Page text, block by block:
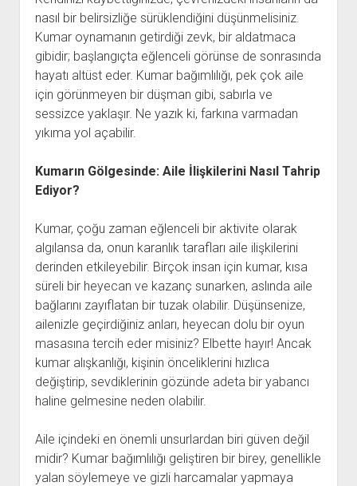
nasıl bir belirsizliğe sürüklendiğini düşünmelisiniz.
Kumar oynamanın getirdiği zevk, bir aldatmaca
gibidir; başlangıçta eğlenceli görünse de sonrasında
hayatı altüst eder. Kumar bağımlılığı, pek çok aile
için görünmeyen bir düşman gibi, sabırla ve
sessizce yaklaşır. Ne yazık ki, farkına varmadan
yıkıma yol açabilir.
Kumarın Gölgesinde: Aile İlişkilerini Nasıl Tahrip
Ediyor?
Kumar, çoğu zaman eğlenceli bir aktivite olarak
algılansa da, onun karanlık tarafları aile ilişkilerini
derinden etkileyebilir. Birçok insan için kumar, kısa
süreli bir heyecan ve kazanç sunarken, aslında aile
bağlarını zayıflatan bir tuzak olabilir. Düşünsenize,
ailenizle geçirdiğiniz anları, heyecan dolu bir oyun
masasına tercih eder misiniz? Elbette hayır! Ancak
kumar alışkanlığı, kişinin önceliklerini hızlıca
değiştirip, sevdiklerinin gözünde adeta bir yabancı
haline gelmesine neden olabilir.
Aile içindeki en önemli unsurlardan biri güven değil
midir? Kumar bağımlılığı geliştiren bir birey, genellikle
yalan söylemeye ve gizli harcamalar yapmaya